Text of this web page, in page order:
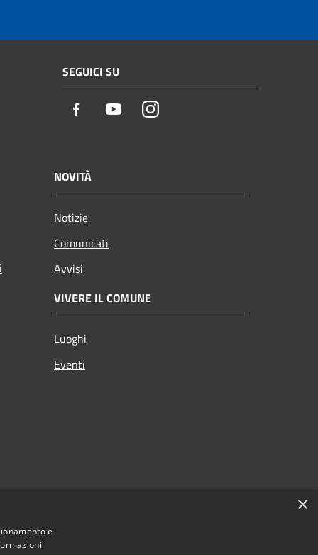
SEGUICI SU
Facebook YoutubeInstagram
NOVITÀ
Notizie
Comunicati
Avvisi
VIVERE IL COMUNE
Luoghi
Eventi
×
e